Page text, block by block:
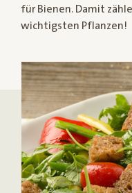
für Bienen. Damit
wichtigsten Pflanzen!